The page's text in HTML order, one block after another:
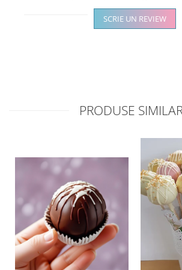
SCRIE UN REVIEW
PRODUSE